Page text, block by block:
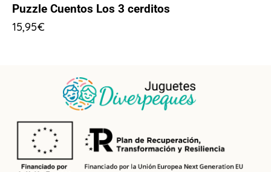
Puzzle Cuentos Los 3 cerditos
15,95€